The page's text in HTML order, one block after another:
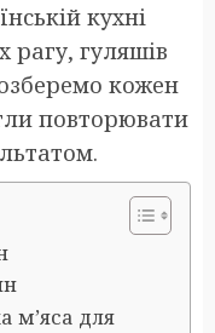
кухні
рагу, гуляшів
кожен
повторювати
м’яса для